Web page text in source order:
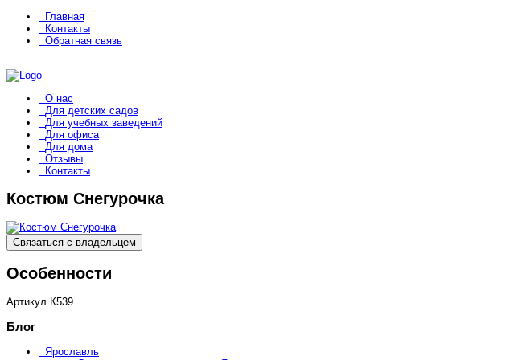
Главная
Контакты
Обратная связь
О нас
Для детских садов
Для учебных заведений
Для офиса
Для дома
Отзывы
Контакты
Костюм Снегурочка
Связаться с владельцем
Особенности
Артикул К539
Блог
Ярославль